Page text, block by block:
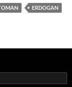
ERDOGAN